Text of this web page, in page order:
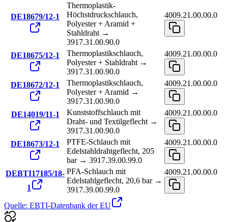
DE18679/12-1
Thermoplastik-
Höchstdruckschlauch,
Polyester + Aramid +
Stahldraht →
3917.31.00.90.0
4009.21.00.00.0
DE18675/12-1
Thermoplastikschlauch,
Polyester + Stahldraht →
3917.31.00.90.0
4009.21.00.00.0
DE18672/12-1
Thermoplastikschlauch,
Polyester + Aramid →
3917.31.00.90.0
4009.21.00.00.0
DE14019/11-1
Kunststoffschlauch mit
Draht- und Textilgeflecht →
3917.31.00.90.0
4009.21.00.00.0
DE18673/12-1
PTFE-Schlauch mit
Edelstahldrahtgeflecht, 205
bar → 3917.39.00.99.0
4009.21.00.00.0
DEBTI17185/18-
1
PFA-Schlauch mit
Edelstahlgeflecht, 20,6 bar →
3917.39.00.99.0
4009.21.00.00.0
Quelle: EBTI-Datenbank der EU